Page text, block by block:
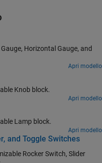
, Horizontal Gauge, and
Apri modello
Knob block.
Apri modello
Lamp block.
Apri modello
and Toggle Switches
Rocker Switch, Slider